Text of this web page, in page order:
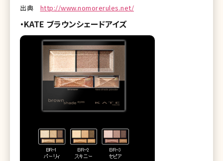
出典 http://www.nomorerules.net/
・KATE ブラウンシェードアイズ